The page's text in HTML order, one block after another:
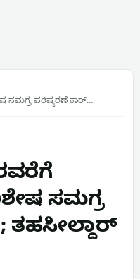
ಸಮಗ್ರ ಪರಿಷ್ಕರಣೆ ಕಾರ್…
ಸಮಗ್ರ